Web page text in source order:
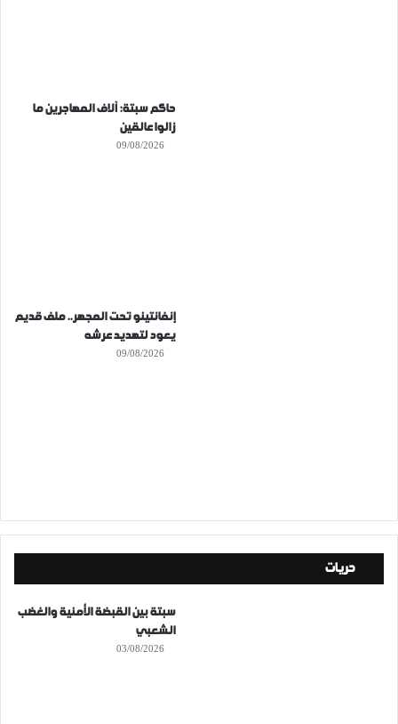
حاكم سبتة: آلاف المهاجرين ما
زالوا عالقين
09/08/2026
إنفانتينو تحت المجهر.. ملف قديم
يعود لتهديد عرشه
09/08/2026
حريات
سبتة بين القبضة الأمنية والغضب
الشعبي
03/08/2026